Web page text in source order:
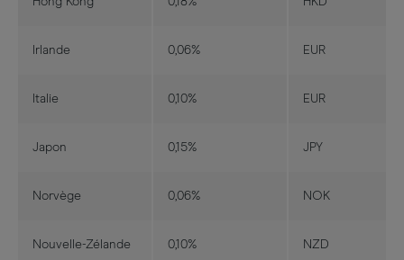
Irlande 0,06% EUR
Italie 0,10% EUR
Japon 0,15% JPY
Norvège 0,06% NOK
Nouvelle-Zélande 0,10% NZD